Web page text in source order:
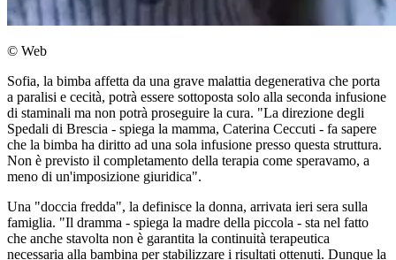
© Web
Sofia, la bimba affetta da una grave malattia degenerativa che porta
a paralisi e cecità, potrà essere sottoposta solo alla seconda infusione
di staminali ma non potrà proseguire la cura. "La direzione degli
Spedali di Brescia - spiega la mamma, Caterina Ceccuti - fa sapere
che la bimba ha diritto ad una sola infusione presso questa struttura.
Non è previsto il completamento della terapia come speravamo, a
meno di un'imposizione giuridica".
Una "doccia fredda", la definisce la donna, arrivata ieri sera sulla
famiglia. "Il dramma - spiega la madre della piccola - sta nel fatto
che anche stavolta non è garantita la continuità terapeutica
necessaria alla bambina per stabilizzare i risultati ottenuti. Dunque la